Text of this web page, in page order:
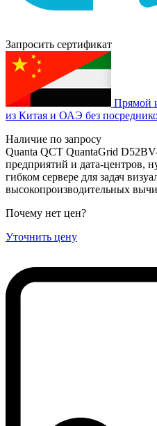
Запросить сертификат
Прямой
из Китая и ОАЭ без
Наличие по запросу
Quanta QCT QuantaGrid
предприятий и дата-
гибком сервере для задач
высокопроизводительных
Почему нет цен?
Уточнить цену